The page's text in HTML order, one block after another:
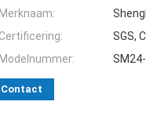
Merknaam:
Certificering:
SGS,
Modelnummer:
Contact